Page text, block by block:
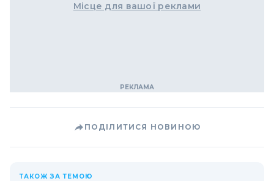
Місце для вашої реклами
ПОДІЛИТИСЯ НОВИНОЮ
ТАКОЖ ЗА ТЕМОЮ